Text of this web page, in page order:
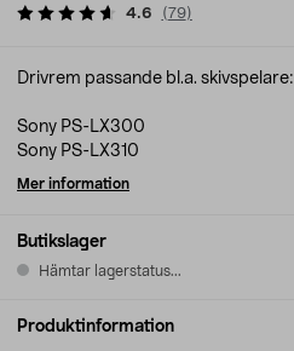
4.6 (79)
Butikslager
Hämtar lagerstatus...
Drivrem passande bl.a. skivspelare:
Sony PS-LX300
Sony PS-LX310
Mer information
Produktinformation